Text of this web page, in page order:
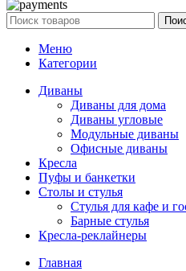
Меню
Категории
Диваны
Диваны для дома
Диваны угловые
Модульные диваны
Офисные диваны
Кресла
Пуфы и банкетки
Столы и стулья
Стулья для кафе и
Барные стулья
Кресла-реклайнеры
Главная